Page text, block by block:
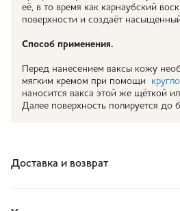
её, в то время как карнаубский
поверхности и создаёт
Способ применения.
Перед нанесением ваксы кожу
мягким кремом при помощи
наносится вакса этой же щёткой
Далее поверхность полируется до
Доставка и возврат